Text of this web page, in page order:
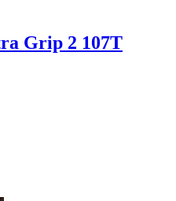
Grip 2 107T